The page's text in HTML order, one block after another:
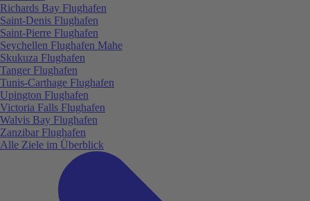
Richards Bay Flughafen
Saint-Denis Flughafen
Saint-Pierre Flughafen
Seychellen Flughafen Mahe
Skukuza Flughafen
Tanger Flughafen
Tunis-Carthage Flughafen
Upington Flughafen
Victoria Falls Flughafen
Walvis Bay Flughafen
Zanzibar Flughafen
Alle Ziele im Überblick